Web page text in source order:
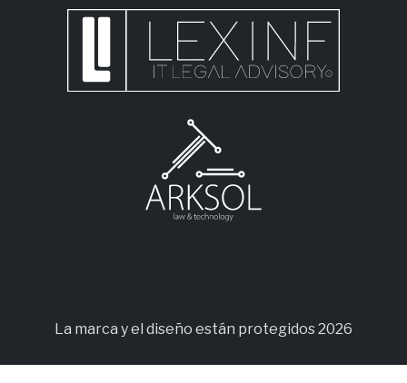
La marca y el diseño están protegidos 2026